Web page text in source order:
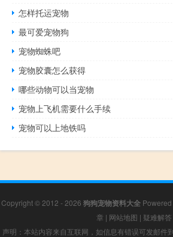
怎样托运宠物
最可爱宠物狗
宠物蜘蛛吧
宠物胶囊怎么获得
哪些动物可以当宠物
宠物上飞机需要什么手续
宠物可以上地铁吗
Copyright © 2012 - 2026 狗狗宠物资料大全Powered
章 | 网站地图 | 疑难解答
声明：本站内容来自互联网，如信息有错误可发邮件